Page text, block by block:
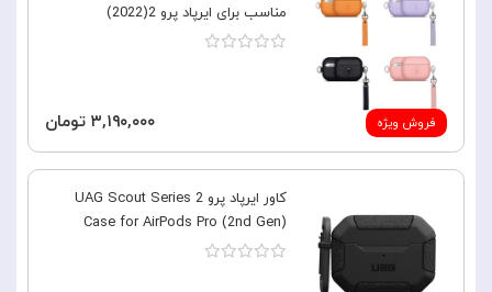
فروش ویژه
مناسب برای ایرپاد پرو 2(2022)
۳,۱۹۰,۰۰۰ تومان
کاور ایرپاد پرو 2 UAG Scout Series
Case for AirPods Pro (2nd Gen)